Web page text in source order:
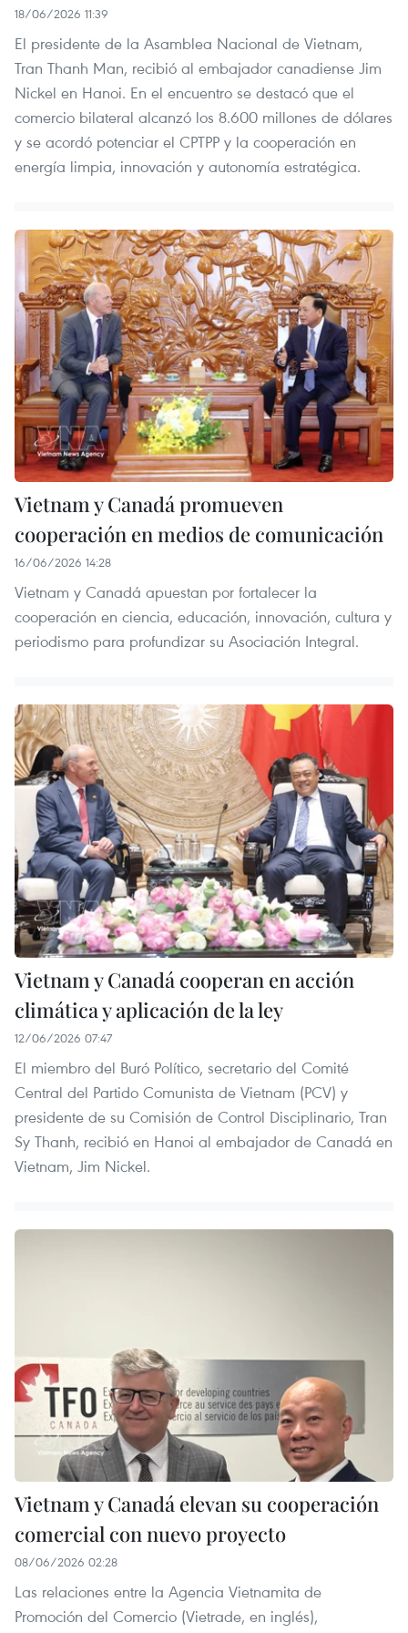
18/06/2026 11:39
El presidente de la Asamblea Nacional de Vietnam,
Tran Thanh Man, recibió al embajador canadiense Jim
Nickel en Hanoi. En el encuentro se destacó que el
comercio bilateral alcanzó los 8.600 millones de dólares
y se acordó potenciar el CPTPP y la cooperación en
energía limpia, innovación y autonomía estratégica.
Vietnam y Canadá promueven
cooperación en medios de comunicación
16/06/2026 14:28
Vietnam y Canadá apuestan por fortalecer la
cooperación en ciencia, educación, innovación, cultura y
periodismo para profundizar su Asociación Integral.
Vietnam y Canadá cooperan en acción
climática y aplicación de la ley
12/06/2026 07:47
El miembro del Buró Político, secretario del Comité
Central del Partido Comunista de Vietnam (PCV) y
presidente de su Comisión de Control Disciplinario, Tran
Sy Thanh, recibió en Hanoi al embajador de Canadá en
Vietnam, Jim Nickel.
Vietnam y Canadá elevan su cooperación
comercial con nuevo proyecto
08/06/2026 02:28
Las relaciones entre la Agencia Vietnamita de
Promoción del Comercio (Vietrade, en inglés),